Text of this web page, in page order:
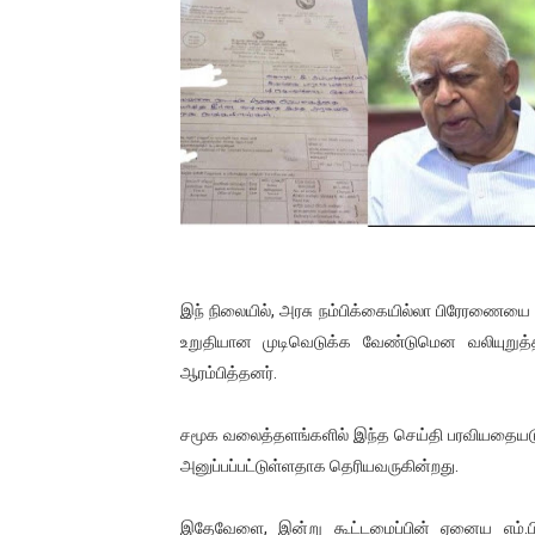
01/11/2021 Scotland ல்
பாலச்சந்திரன் மற்றும்
பிரிட்டனால் கடத்தப்படும்
வர்ராரு...வர்ராரு... அண்ணாத்த
கைது செய்யப்பட்ட இளைஞன்
தடுப்பூசியை பெற்றுக்
சிறுமியை பாலியல்
வடிவேலுவுக்கு நீதிமன்றம்
இந் நிலையில், அரசு நம்பிக்கையில்லா
உறுதியான முடிவெடுக்க வேண்டுமென
ஆரம்பித்தனர்.
சமூக வலைத்தளங்களில் இந்த செய்தி
அனுப்பப்பட்டுள்ளதாக தெரியவருகின்றது.
இதேவேளை, இன்று கூட்டமைப்பின் ஏனைய